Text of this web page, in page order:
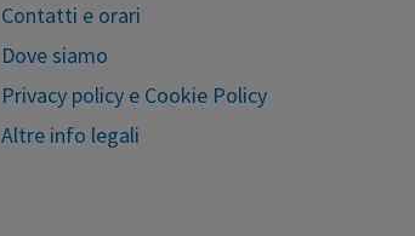
Contatti e orari
Dove siamo
Privacy policy e Cookie Policy
Altre info legali